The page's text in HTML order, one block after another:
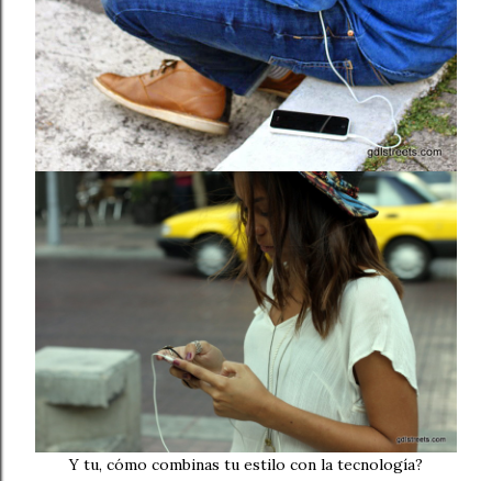
Y tu, cómo combinas tu estilo con la tecnología?